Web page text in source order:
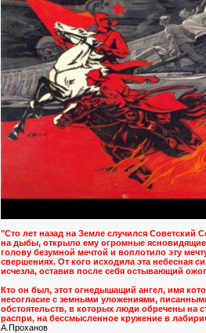
"Сто лет назад на Земле случился Советский
на дыбы, открыло ему огромные
голову безумной мечтой и воплотило эту
свершениях. От кого исходила эта небесная
исчезла, оставив после себя остывающий
Кто он был, этот огнедышащий ангел, имя
несогласие с земными уложениями,
обстоятельств, в которых люди обречены на
распри, на бессмысленное кружение в
А.Проханов